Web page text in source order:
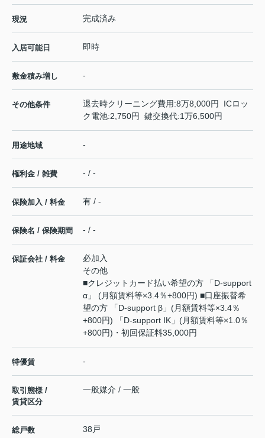
現況 完成済み
入居可能日 即時
敷金積み増し -
その他条件
退去時クリーニング費用:8万8,000円 ICロッ
ク電池:2,750円 鍵交換代:1万6,500円
用途地域 -
権利金 / 雑費 - / -
保険加入 / 料金 有 / -
保険名 / 保険期間 - / -
保証会社 / 料金
必加入
その他
■クレジットカード払い希望の方 「D-support
α」 (月額賃料等×3.4％+800円) ■口座振替希
望の方 「D-support β」(月額賃料等×3.4％
+800円) 「D-support IK」(月額賃料等×1.0％
+800円)・初回保証料35,000円
特優賃 -
取引態様 /
賃貸区分
一般媒介 / 一般
総戸数 38戸